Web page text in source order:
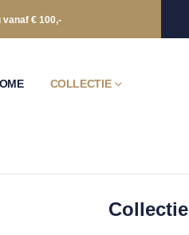
€ 100,-
COLLECTIE
Collectie